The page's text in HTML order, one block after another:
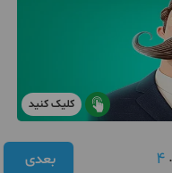
کلیک کنید
4 بعدی